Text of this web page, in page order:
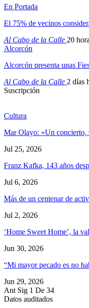
En Portada
El 75% de vecinos
Al Cabo de la Calle 20
Alcorcón
Alcorcón presenta unas
Al Cabo de la Calle 2 días
Suscripción
Cultura
Mar Olayo: «Un
Jul 25, 2026
Franz Kafka, 143 años
Jul 6, 2026
Más de un centenar de
Jul 2, 2026
‘Home Sweet Home’, la
Jun 30, 2026
“Mi mayor pecado es no
Jun 29, 2026
Ant Sig 1 De 34
Datos auditados